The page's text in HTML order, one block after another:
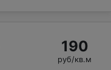
190
руб/кв.м